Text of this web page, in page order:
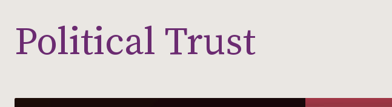
Political Trust